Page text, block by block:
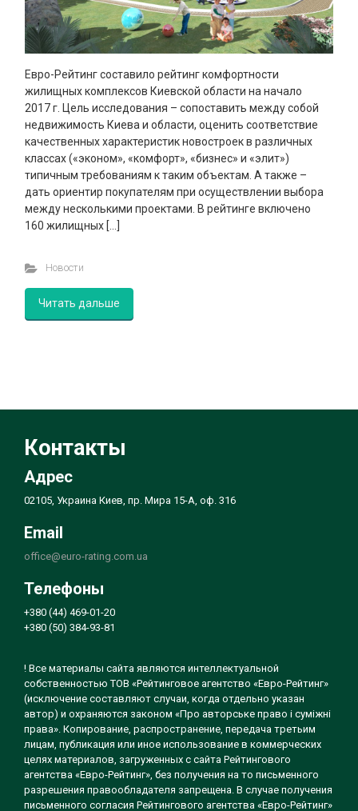
Евро-Рейтинг составило рейтинг комфортности
жилищных комплексов Киевской области на начало
2017 г. Цель исследования – сопоставить между собой
недвижимость Киева и области, оценить соответствие
качественных характеристик новостроек в различных
классах («эконом», «комфорт», «бизнес» и «элит»)
типичным требованиям к таким объектам. А также –
дать ориентир покупателям при осуществлении выбора
между несколькими проектами. В рейтинге включено
160 жилищных […]
Новости
Читать дальше
Контакты
Адрес
02105, Украина Киев, пр. Мира 15-А, оф. 316
Email
office@euro-rating.com.ua
Телефоны
+380 (44) 469-01-20
+380 (50) 384-93-81
! Все материалы сайта являются интеллектуальной
собственностью ТОВ «Рейтинговое агентство «Евро-Рейтинг»
(исключение составляют случаи, когда отдельно указан
автор) и охраняются законом «Про авторське право і суміжні
права». Копирование, распространение, передача третьим
лицам, публикация или иное использование в коммерческих
целях материалов, загруженных с сайта Рейтингового
агентства «Евро-Рейтинг», без получения на то письменного
разрешения правообладателя запрещена. В случае получения
письменного согласия Рейтингового агентства «Евро-Рейтинг»